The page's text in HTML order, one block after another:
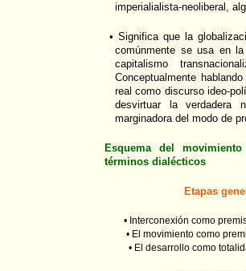
imperialialista-neoliberal,
• Significa que la
comúnmente se usa en
capitalismo
Conceptualmente
real como discurso ideo-
desvirtuar la verdadera
marginadora del modo de
Esquema del
términos dialécticos
Etapas
• Interconexión como
• El movimiento como
• El desarrollo como